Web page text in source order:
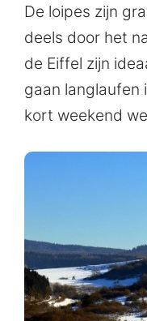
De loipes zijn
deels door het
de Eiffel zijn
gaan langlaufen
kort weekend